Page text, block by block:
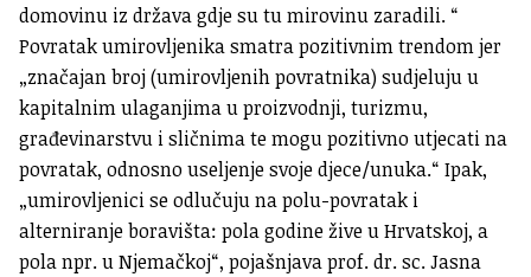
domovinu iz država gdje su tu mirovinu zaradili. “
Povratak umirovljenika smatra pozitivnim trendom jer
„značajan broj (umirovljenih povratnika) sudjeluju u
kapitalnim ulaganjima u proizvodnji, turizmu,
građevinarstvu i sličnima te mogu pozitivno utjecati na
povratak, odnosno useljenje svoje djece/unuka.“ Ipak,
„umirovljenici se odlučuju na polu-povratak i
alterniranje boravišta: pola godine žive u Hrvatskoj, a
pola npr. u Njemačkoj“, pojašnjava prof. dr. sc. Jasna